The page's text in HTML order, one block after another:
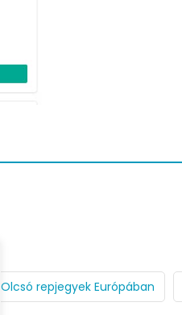
Olcsó repjegyek Európában